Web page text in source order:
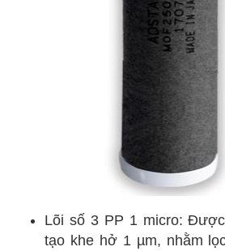
Lõi số 3 PP 1 micro:
tạo khe hở 1 µm, nhằm